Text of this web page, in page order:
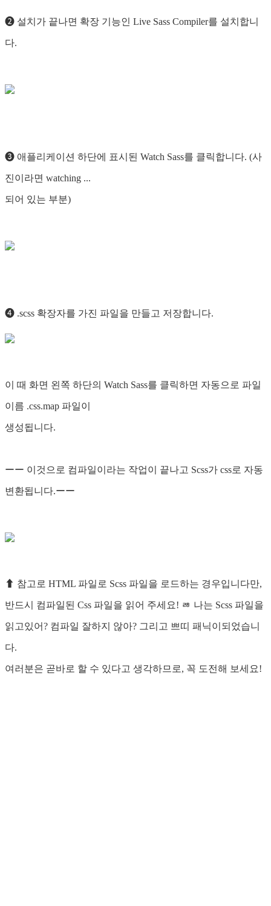
❷ 설치가 끝나면 확장 기능인 Live Sass Compiler를 설치합니
다.
❸ 애플리케이션 하단에 표시된 Watch Sass를 클릭합니다. (사
진이라면 watching ...
되어 있는 부분)
❹ .scss 확장자를 가진 파일을 만들고 저장합니다.
이 때 화면 왼쪽 하단의 Watch Sass를 클릭하면 자동으로 파일
이름 .css.map 파일이
생성됩니다.
ーー 이것으로 컴파일이라는 작업이 끝나고 Scss가 css로 자동
변환됩니다.ーー
⬆︎ 참고로 HTML 파일로 Scss 파일을 로드하는 경우입니다만,
반드시 컴파일된 Css 파일을 읽어 주세요! ㅀ 나는 Scss 파일을
읽고있어? 컴파일 잘하지 않아? 그리고 쁘띠 패닉이되었습니
다.
여러분은 곧바로 할 수 있다고 생각하므로, 꼭 도전해 보세요!